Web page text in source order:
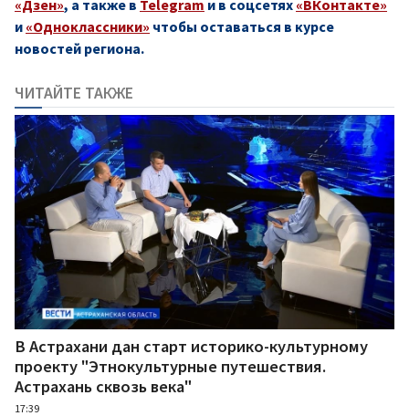
«Дзен», а также в Telegram и в соцсетях «ВКонтакте»
и «Одноклассники» чтобы оставаться в курсе
новостей региона.
ЧИТАЙТЕ ТАКЖЕ
В Астрахани дан старт историко-культурному
проекту "Этнокультурные путешествия.
Астрахань сквозь века"
17:39